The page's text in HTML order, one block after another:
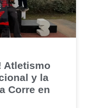
Atletismo
y la
Corre en